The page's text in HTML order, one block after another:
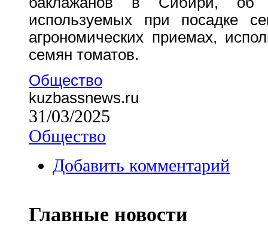
используемых при посадке
агрономических приемах,
семян томатов.
Общество
kuzbassnews.ru
31/03/2025
Общество
Добавить комментарий
Главные новости